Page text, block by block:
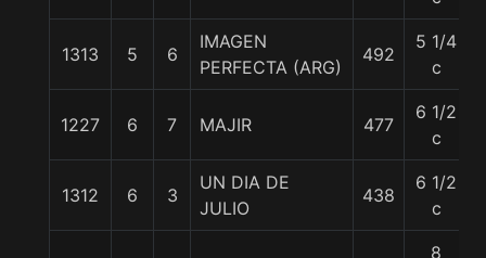
1313 5 6
IMAGEN
PERFECTA (ARG)
492
5 1/4
c
1227 6 7 MAJIR 477
6 1/2
c
1312 6 3
UN DIA DE
JULIO
438
6 1/2
c
8